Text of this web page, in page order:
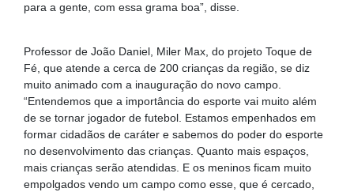
para a gente, com essa grama boa”, disse.
Professor de João Daniel, Miler Max, do projeto Toque de
Fé, que atende a cerca de 200 crianças da região, se diz
muito animado com a inauguração do novo campo.
“Entendemos que a importância do esporte vai muito além
de se tornar jogador de futebol. Estamos empenhados em
formar cidadãos de caráter e sabemos do poder do esporte
no desenvolvimento das crianças. Quanto mais espaços,
mais crianças serão atendidas. E os meninos ficam muito
empolgados vendo um campo como esse, que é cercado,